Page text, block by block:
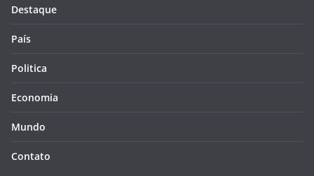
Destaque
País
Politica
Economia
Mundo
Contato